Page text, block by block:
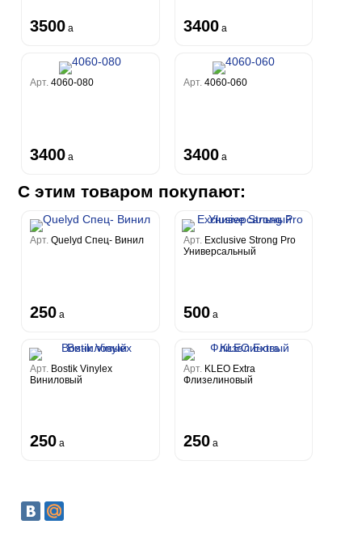
3500 a 3400 a
Арт.4060-080
3400 a
Арт. 4060-060
3400 a
С этим товаром покупают:
Арт.Quelyd Спец- Винил
250 a
Арт. Exclusive Strong Pro
Универсальный
500 a
Арт. Bostik Vinylex
Виниловый
250 a
Арт. KLEO Extra
Флизелиновый
250 a